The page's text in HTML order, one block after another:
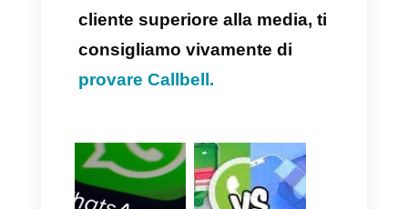
un’assistenza clienti senza
paragoni, con un team
specializzato nella risoluzione di
su tutte le tue richieste, dalla
piattaforma alle diverse